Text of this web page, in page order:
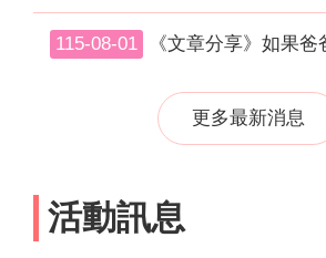
115-08-01 《文章分享》如果爸爸也可
更多最新消息
活動訊息